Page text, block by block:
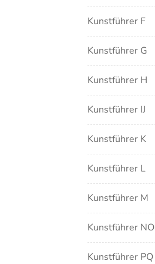
Kunstführer F
Kunstführer G
Kunstführer H
Kunstführer IJ
Kunstführer K
Kunstführer L
Kunstführer M
Kunstführer NO
Kunstführer PQ